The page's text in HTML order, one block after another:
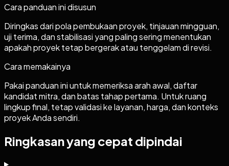
Cara panduan ini disusun
Diringkas dari pola pembukaan proyek, tinjauan mingguan,
uji terima, dan stabilisasi yang paling sering menentukan
apakah proyek tetap bergerak atau tenggelam di revisi.
Cara memakainya
Pakai panduan ini untuk memeriksa arah awal, daftar
kandidat mitra, dan batas tahap pertama. Untuk ruang
lingkup final, tetap validasi ke layanan, harga, dan konteks
proyek Anda sendiri.
Ringkasan yang cepat dipindai